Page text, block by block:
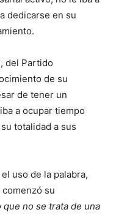
dedicarse en su
del Partido
de su
de tener un
a ocupar tiempo
totalidad a sus
uso de la palabra,
su
que no se trata de una